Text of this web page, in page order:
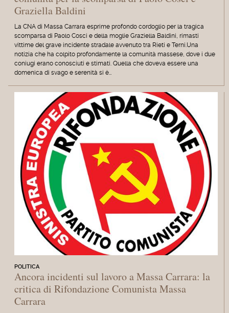
Graziella Baldini
La CNA di Massa Carrara esprime profondo cordoglio per la tragica
scomparsa di Paolo Cosci e della moglie Graziella Baldini, rimasti
vittime del grave incidente stradale avvenuto tra Rieti e Terni.Una
notizia che ha colpito profondamente la comunità massese, dove i due
coniugi erano conosciuti e stimati. Quella che doveva essere una
domenica di svago e serenità si è…
POLITICA
Ancora incidenti sul lavoro a Massa Carrara: la
critica di Rifondazione Comunista Massa
Carrara